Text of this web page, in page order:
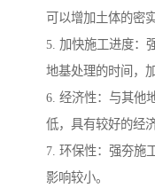
可以增加土体的密
5. 加快施工进度：
地基处理的时间，
6. 经济性：与其他
低，具有较好的经
7. 环保性：强夯施
影响较小。